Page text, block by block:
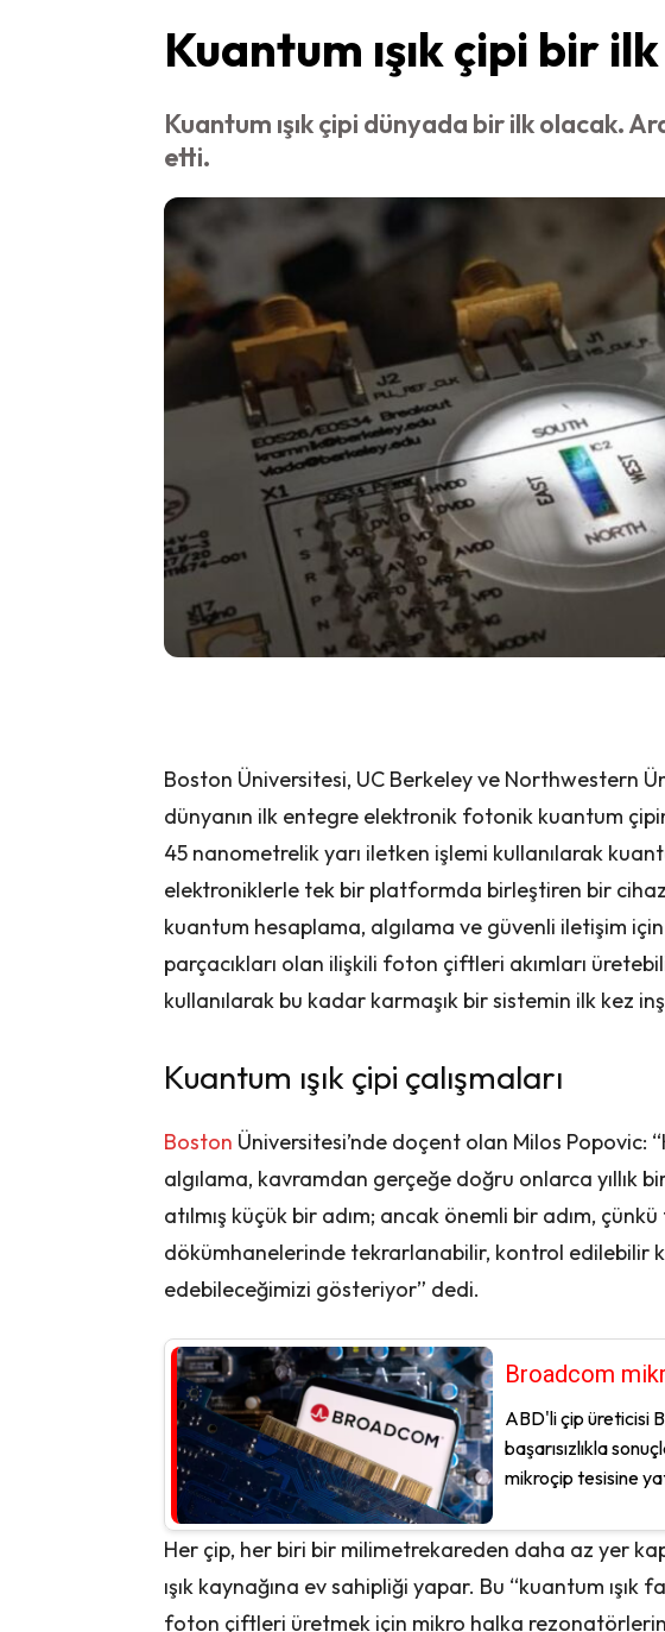
Kuantum ışık çipi bir
Kuantum ışık çipi dünyada bir ilk olacak.
etti.
Boston Üniversitesi, UC Berkeley ve Northwestern
dünyanın ilk entegre elektronik fotonik kuantum
45 nanometrelik yarı iletken işlemi kullanılarak
elektroniklerle tek bir platformda birleştiren bir cihaz
kuantum hesaplama, algılama ve güvenli iletişim için
parçacıkları olan ilişkili foton çiftleri akımları
kullanılarak bu kadar karmaşık bir sistemin ilk kez
Kuantum ışık çipi çalışmaları
Boston Üniversitesi’nde doçent olan Milos Popovic:
algılama, kavramdan gerçeğe doğru onlarca yıllık
atılmış küçük bir adım; ancak önemli bir adım,
dökümhanelerinde tekrarlanabilir, kontrol edilebilir
edebileceğimizi gösteriyor” dedi.
Broadcom
ABD'li çip üreticisi
başarısızlıkla
mikroçip tesisine
Her çip, her biri bir milimetrekareden daha az yer
ışık kaynağına ev sahipliği yapar. Bu “kuantum ışık
foton çiftleri üretmek için mikro halka